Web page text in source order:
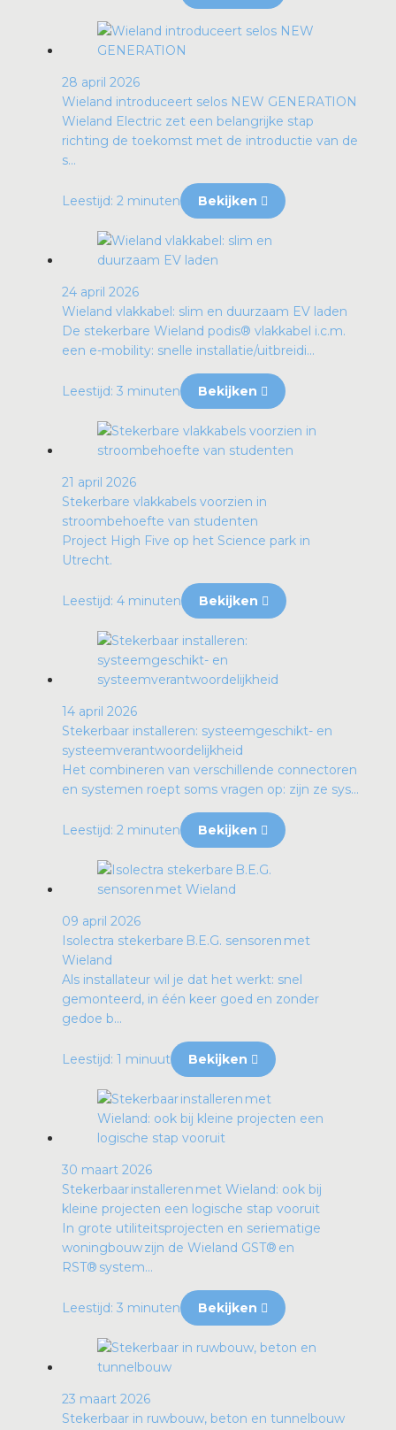
28 april 2026
Wieland introduceert selos NEW GENERATION
Wieland Electric zet een belangrijke stap
richting de toekomst met de introductie van de
s...
Leestijd: 2 minuten Bekijken
24 april 2026
Wieland vlakkabel: slim en duurzaam EV laden
De stekerbare Wieland podis® vlakkabel i.c.m.
een e-mobility: snelle installatie/uitbreidi...
Leestijd: 3 minuten Bekijken
21 april 2026
Stekerbare vlakkabels voorzien in
stroombehoefte van studenten
Project High Five op het Science park in
Utrecht.
Leestijd: 4 minuten Bekijken
14 april 2026
Stekerbaar installeren: systeemgeschikt- en
systeemverantwoordelijkheid
Het combineren van verschillende connectoren
en systemen roept soms vragen op: zijn ze sys...
Leestijd: 2 minuten Bekijken
09 april 2026
Isolectra stekerbare B.E.G. sensoren met
Wieland
Als installateur wil je dat het werkt: snel
gemonteerd, in één keer goed en zonder
gedoe b...
Leestijd: 1 minuut Bekijken
30 maart 2026
Stekerbaar installeren met Wieland: ook bij
kleine projecten een logische stap vooruit
In grote utiliteitsprojecten en seriematige
woningbouw zijn de Wieland GST® en
RST® system...
Leestijd: 3 minuten Bekijken
23 maart 2026
Stekerbaar in ruwbouw, beton en tunnelbouw